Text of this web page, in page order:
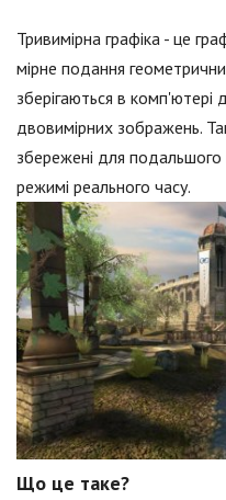
Тривимірна графіка - це
мірне подання
зберігаються в комп'ютері
двовимірних зображень.
збережені для
режимі реального часу.
Що це таке?